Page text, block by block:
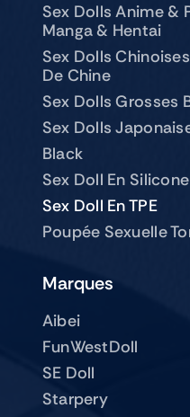
Sex Dolls Anime &
Manga & Hentai
Sex Dolls
De Chine
Sex Dolls Grosses
Sex Dolls
Black
Sex Doll En Silicone
Sex Doll En TPE
Poupée Sexuelle
Marques
Aibei
FunWestDoll
SE Doll
Starpery